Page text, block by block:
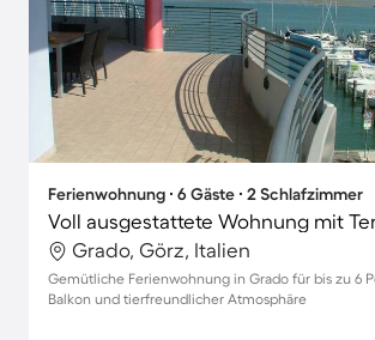
Ferienwohnung ∙ 6 Gäste ∙ 2 Schlafzimmer
Grado, Görz, Italien
Gemütliche Ferienwohnung in Grado für bis zu 6
Balkon und tierfreundlicher Atmosphäre